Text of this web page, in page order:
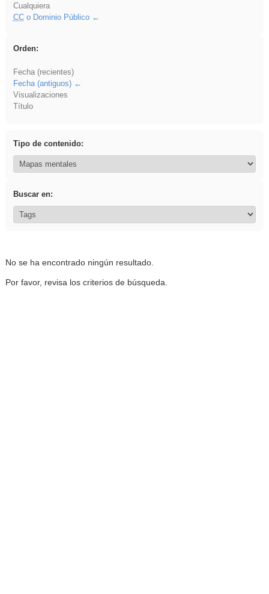
Cualquiera
CCo Dominio Público
Orden:
Fecha (recientes)
Fecha (antiguos)
Visualizaciones
Título
Tipo de contenido:
Buscar en:
No se ha encontrado ningún resultado.
Por favor, revisa los criterios de búsqueda.